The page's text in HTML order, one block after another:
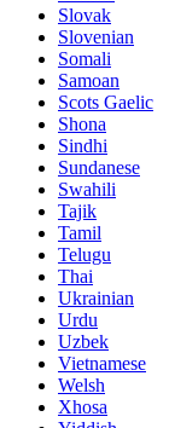
Slovak
Slovenian
Somali
Samoan
Scots Gaelic
Shona
Sindhi
Sundanese
Swahili
Tajik
Tamil
Telugu
Thai
Ukrainian
Urdu
Uzbek
Vietnamese
Welsh
Xhosa